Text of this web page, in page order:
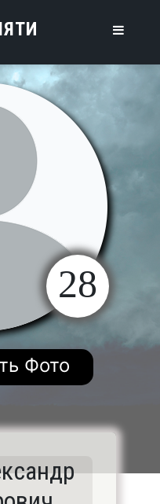
28
Фото